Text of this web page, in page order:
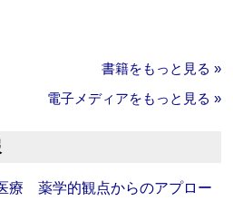
書籍をもっと見る »
電子メディアをもっと見る »
療 薬学的観点からのアプロー